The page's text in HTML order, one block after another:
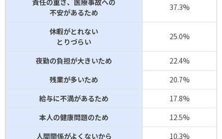
不安があるため
37.3%
休暇がとれない
とりづらい
25.0%
夜勤の負担が大きいため
22.4%
残業が多いため
20.7%
給与に不満があるため
17.8%
本人の健康問題のため
12.5%
人間関係がよくないから
10.3%